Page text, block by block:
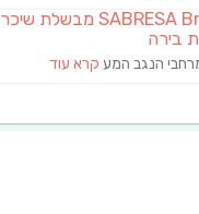
SABRESA Brewery מבשלת שיכר
בירה
הנגב המע קרא עוד